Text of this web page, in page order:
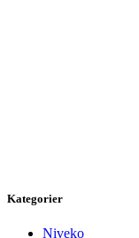
Kategorier
Niveko